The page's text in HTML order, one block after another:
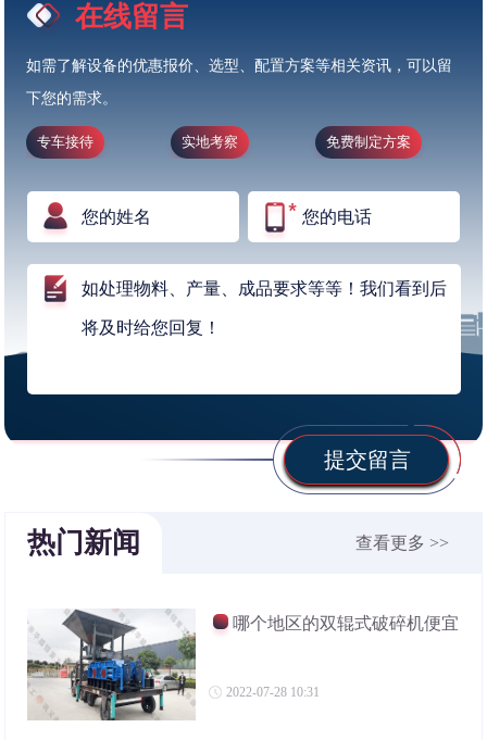
在线留言
如需了解设备的优惠报价、选型、配置方案等相关资讯，可以留
下您的需求。
专车接待 实地考察 免费制定方案
提交留言
热门新闻 查看更多 >>
哪个地区的双辊式破碎机便宜
2022-07-28 10:31